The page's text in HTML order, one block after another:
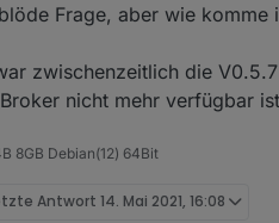
Frage, aber wie
zwischenzeitlich die
nicht mehr verfügbar
8GB Debian(12) 64Bit
Antwort 14. Mai 2021, 16:08